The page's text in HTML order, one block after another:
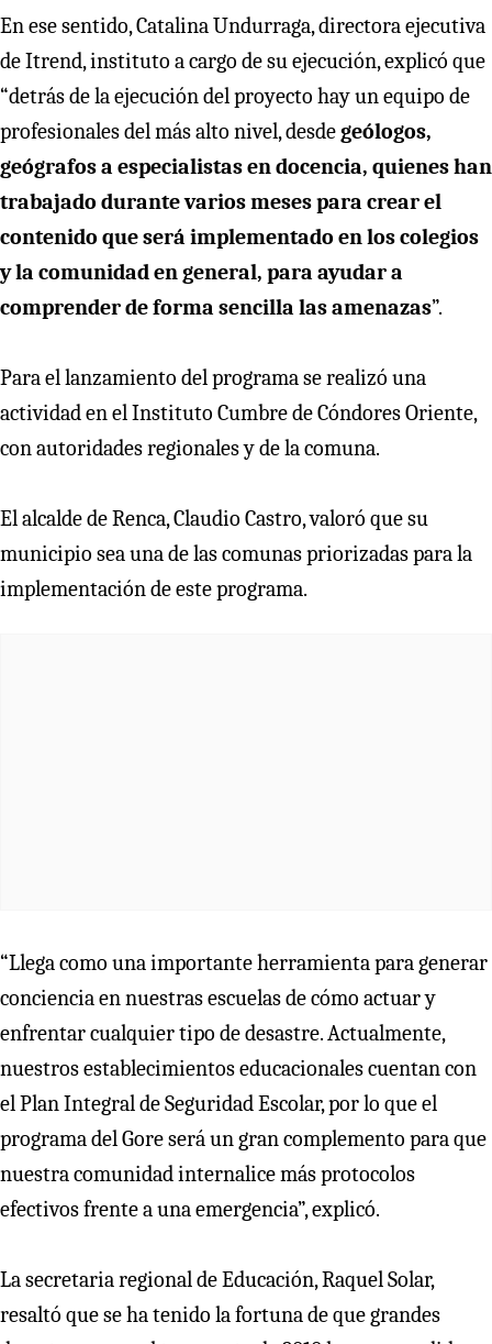
En ese sentido, Catalina Undurraga, directora ejecutiva
de Itrend, instituto a cargo de su ejecución, explicó que
“detrás de la ejecución del proyecto hay un equipo de
profesionales del más alto nivel, desdegeólogos,
geógrafos a especialistas en docencia, quienes han
trabajado durante varios meses para crear el
contenido que será implementado en los colegios
y la comunidad en general, para ayudar a
comprender de forma sencilla las amenazas”.
Para el lanzamiento del programa se realizó una
actividad en el Instituto Cumbre de Cóndores Oriente,
con autoridades regionales y de la comuna.
El alcalde de Renca, Claudio Castro, valoró que su
municipio sea una de las comunas priorizadas para la
implementación de este programa.
“Llega como una importante herramienta para generar
conciencia en nuestras escuelas de cómo actuar y
enfrentar cualquier tipo de desastre. Actualmente,
nuestros establecimientos educacionales cuentan con
el Plan Integral de Seguridad Escolar, por lo que el
programa del Gore será un gran complemento para que
nuestra comunidad internalice más protocolos
efectivos frente a una emergencia”, explicó.
La secretaria regional de Educación, Raquel Solar,
resaltó que se ha tenido la fortuna de que grandes